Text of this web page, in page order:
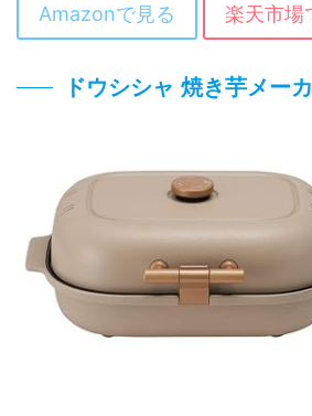
Amazonで見る
楽天市場
ドウシシャ 焼き芋メー